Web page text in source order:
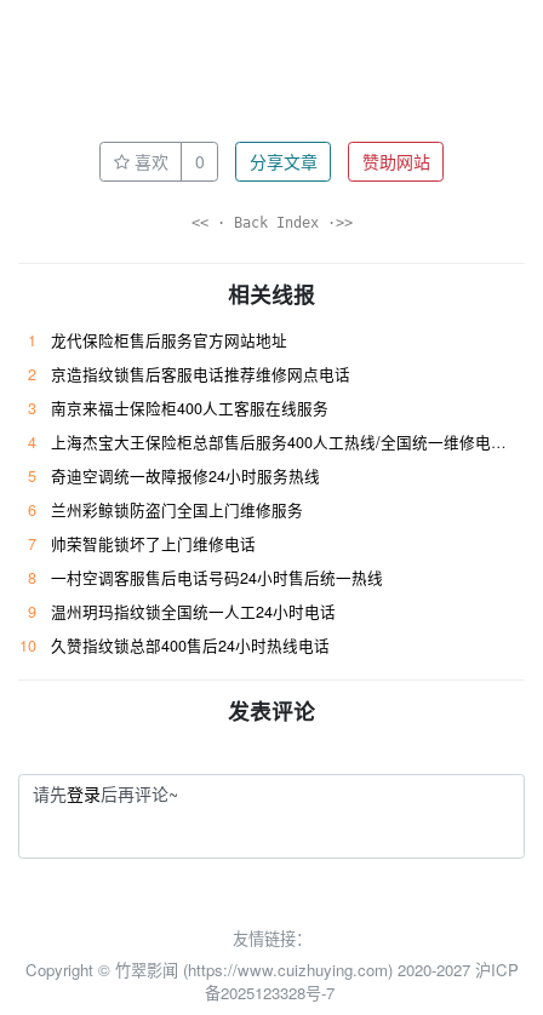
喜欢 0 分享文章 赞助网站
<< · Back Index ·>>
相关线报
1
龙代保险柜售后服务官方网站地址
2
京造指纹锁售后客服电话推荐维修网点电话
3
南京来福士保险柜400人工客服在线服务
4
上海杰宝大王保险柜总部售后服务400人工热线/全国统一维修电话是多少
5
奇迪空调统一故障报修24小时服务热线
6
兰州彩鲸锁防盗门全国上门维修服务
7
帅荣智能锁坏了上门维修电话
8
一村空调客服售后电话号码24小时售后统一热线
9
温州玥玛指纹锁全国统一人工24小时电话
10
久赞指纹锁总部400售后24小时热线电话
发表评论
请先登录后再评论~
友情链接：
Copyright © 竹翠影闻 (https://www.cuizhuying.com) 2020-2027 沪ICP
备2025123328号-7